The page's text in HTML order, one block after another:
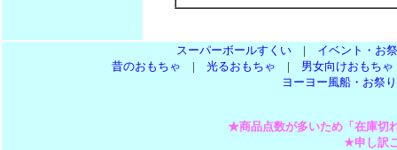
スーパーボールすくい | イベント・お
昔のおもちゃ | 光るおもちゃ | 男女向けおもちゃ
ヨーヨー風船・お祭り
★商品点数が多いため「在庫切
★申し訳